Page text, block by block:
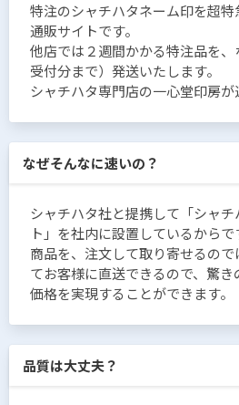
特注のシャチハタネーム印を超
通販サイトです。
他店では２週間かかる特注品を
受付分まで）発送いたします。
シャチハタ専門店の一心堂印房が
なぜそんなに速いの？
シャチハタ社と提携して「シャ
ト」を社内に設置しているからで
商品を、注文して取り寄せるの
てお客様に直送できるので、驚
価格を実現することができます。
品質は大丈夫？